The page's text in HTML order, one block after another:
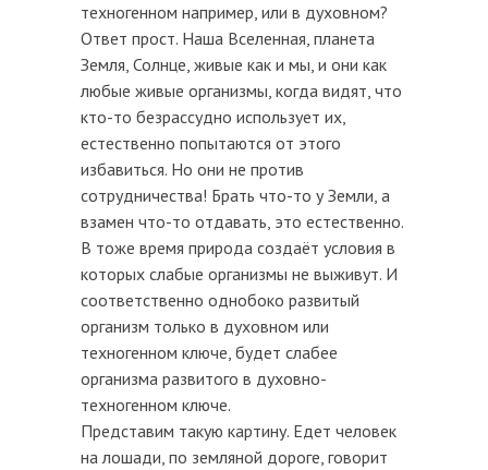
техногенном например, или в духовном?
Ответ прост. Наша Вселенная, планета
Земля, Солнце, живые как и мы, и они как
любые живые организмы, когда видят, что
кто-то безрассудно использует их,
естественно попытаются от этого
избавиться. Но они не против
сотрудничества! Брать что-то у Земли, а
взамен что-то отдавать, это естественно.
В тоже время природа создаёт условия в
которых слабые организмы не выживут. И
соответственно однобоко развитый
организм только в духовном или
техногенном ключе, будет слабее
организма развитого в духовно-
техногенном ключе.
Представим такую картину. Едет человек
на лошади, по земляной дороге, говорит